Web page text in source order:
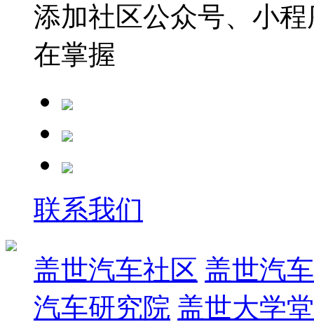
添加社区公众号、小
在掌握
联系我们
盖世汽车社区 盖世汽
汽车研究院 盖世大学堂